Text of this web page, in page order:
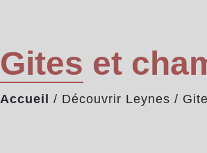
Gites et
Accueil / Découvrir Leynes /